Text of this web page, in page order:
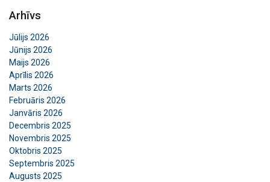
Arhīvs
Jūlijs 2026
Jūnijs 2026
Maijs 2026
Aprīlis 2026
Marts 2026
Februāris 2026
Janvāris 2026
Decembris 2025
Novembris 2025
Oktobris 2025
Septembris 2025
Augusts 2025